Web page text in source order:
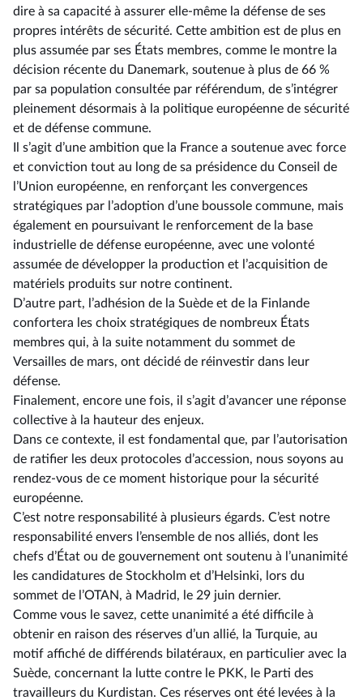
dire à sa capacité à assurer elle-même la défense de ses
propres intérêts de sécurité. Cette ambition est de plus en
plus assumée par ses États membres, comme le montre la
décision récente du Danemark, soutenue à plus de 66 %
par sa population consultée par référendum, de s’intégrer
pleinement désormais à la politique européenne de sécurité
et de défense commune.
Il s’agit d’une ambition que la France a soutenue avec force
et conviction tout au long de sa présidence du Conseil de
l’Union européenne, en renforçant les convergences
stratégiques par l’adoption d’une boussole commune, mais
également en poursuivant le renforcement de la base
industrielle de défense européenne, avec une volonté
assumée de développer la production et l’acquisition de
matériels produits sur notre continent.
D’autre part, l’adhésion de la Suède et de la Finlande
confortera les choix stratégiques de nombreux États
membres qui, à la suite notamment du sommet de
Versailles de mars, ont décidé de réinvestir dans leur
défense.
Finalement, encore une fois, il s’agit d’avancer une réponse
collective à la hauteur des enjeux.
Dans ce contexte, il est fondamental que, par l’autorisation
de ratifier les deux protocoles d’accession, nous soyons au
rendez-vous de ce moment historique pour la sécurité
européenne.
C’est notre responsabilité à plusieurs égards. C’est notre
responsabilité envers l’ensemble de nos alliés, dont les
chefs d’État ou de gouvernement ont soutenu à l’unanimité
les candidatures de Stockholm et d’Helsinki, lors du
sommet de l’OTAN, à Madrid, le 29 juin dernier.
Comme vous le savez, cette unanimité a été difficile à
obtenir en raison des réserves d’un allié, la Turquie, au
motif affiché de différends bilatéraux, en particulier avec la
Suède, concernant la lutte contre le PKK, le Parti des
travailleurs du Kurdistan. Ces réserves ont été levées à la